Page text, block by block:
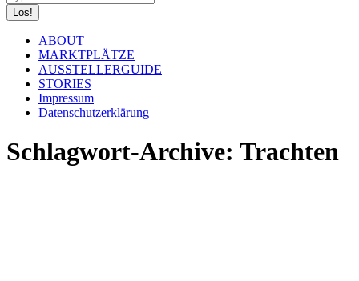
ABOUT
MARKTPLÄTZE
AUSSTELLERGUIDE
STORIES
Impressum
Datenschutzerklärung
Schlagwort-Archive: Trachten